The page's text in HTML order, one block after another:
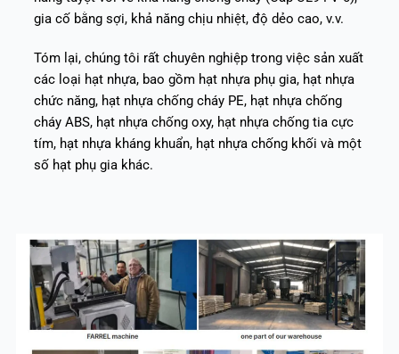
gia cố bằng sợi, khả năng chịu nhiệt, độ dẻo cao, v.v.
Tóm lại, chúng tôi rất chuyên nghiệp trong việc sản xuất
các loại hạt nhựa, bao gồm hạt nhựa phụ gia, hạt nhựa
chức năng, hạt nhựa chống cháy PE, hạt nhựa chống
cháy ABS, hạt nhựa chống oxy, hạt nhựa chống tia cực
tím, hạt nhựa kháng khuẩn, hạt nhựa chống khối và một
số hạt phụ gia khác.